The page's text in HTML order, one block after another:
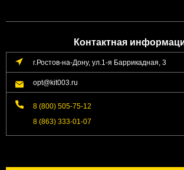
Контактная
г.Ростов-на-Дону, ул.1-я Баррикадная, 3
opt@kit003.ru
8 (800) 505-75-12
8 (863) 333-01-07